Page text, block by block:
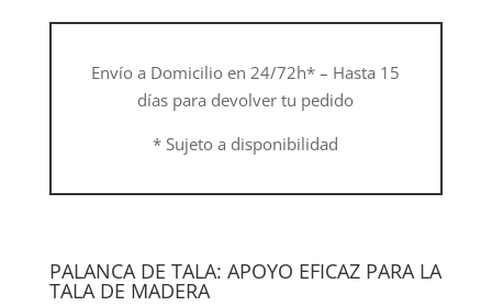
Envío a Domicilio en 24/72h* – Hasta 15
días para devolver tu pedido
* Sujeto a disponibilidad
PALANCA DE TALA: APOYO EFICAZ PARA LA
TALA DE MADERA